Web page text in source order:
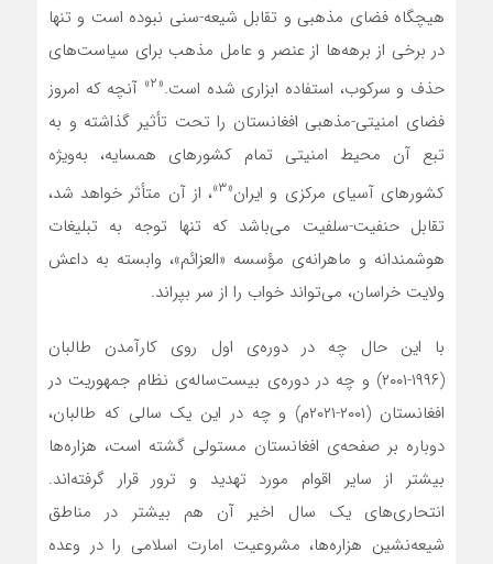
هیچگاه فضای مذهبی و تقابل شیعه-سنی نبوده است و تنها
در برخی از برهه‌ها از عنصر و عامل مذهب برای سیاست‌های
حذف و سرکوب، استفاده ابزاری شده است.«۲»
آنچه که امروز
فضای امنیتی-مذهبی افغانستان را تحت تأثیر گذاشته و به
تبع آن محیط امنیتی تمام کشورهای همسایه، به‌ویژه
کشورهای آسیای مرکزی و ایران«۳»
، از آن متأثر خواهد شد،
تقابل حنفیت-سلفیت می‌باشد که تنها توجه به تبلیغات
هوشمندانه و ماهرانه‌ی مؤسسه «العزائم»، وابسته به داعش
ولایت خراسان، می‌تواند خواب را از سر بپراند.
با این حال چه در دوره‌ی اول روی کارآمدن طالبان
(۱۹۹۶-۲۰۰۱) و چه در دوره‌ی بیست‌ساله‌ی نظام جمهوریت در
افغانستان (۲۰۰۱-۲۰۲۱م) و چه در این یک سالی که طالبان،
دوباره بر صفحه‌ی افغانستان مستولی گشته است، هزاره‌ها
بیشتر از سایر اقوام مورد تهدید و ترور قرار گرفته‌اند.
انتحاری‌های یک سال اخیر آن هم بیشتر در مناطق
شیعه‌نشین هزاره‌ها، مشروعیت امارت اسلامی را در وعده